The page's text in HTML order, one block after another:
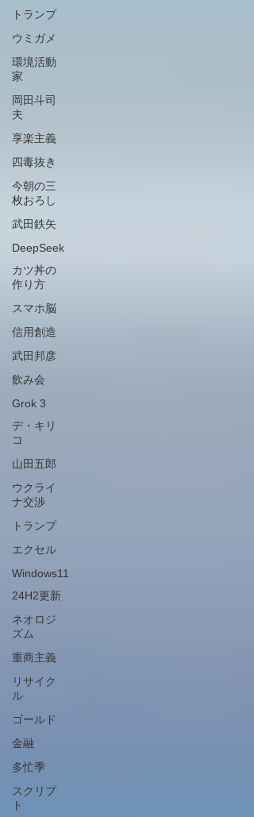
トランプ
ウミガメ
環境活動
家
岡田斗司
夫
享楽主義
四毒抜き
今朝の三
枚おろし
武田鉄矢
DeepSeek
カツ丼の
作り方
スマホ脳
信用創造
武田邦彦
飲み会
Grok 3
デ・キリ
コ
山田五郎
ウクライ
ナ交渉
トランプ
エクセル
Windows11
24H2更新
ネオロジ
ズム
重商主義
リサイク
ル
ゴールド
金融
多忙季
スクリプ
ト